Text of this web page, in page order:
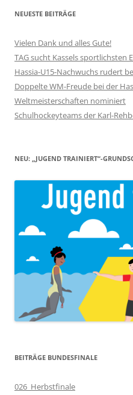
NEUESTE BEITRÄGE
Vielen Dank und alles Gute!
TAG sucht Kassels sportlichsten
Hassia-U15-Nachwuchs rudert
Doppelte WM-Freude bei der
Weltmeisterschaften nominiert
Schulhockeyteams der Karl-
NEU: „JUGEND TRAINIERT“-
BEITRÄGE BUNDESFINALE
026_Herbstfinale